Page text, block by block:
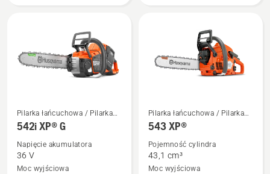
Zobacz
więcej
542i
Pilarka łańcuchowa / Pilarka
mechaniczna
542i XP® G
Napięcie akumulatora
36 V
Moc wyjściowa
Zobacz
więcej
szczegółów
543 XP®
Pilarka łańcuchowa / Pilarka
mechaniczna
543 XP®
Pojemność cylindra
43,1 cm³
Moc wyjściowa